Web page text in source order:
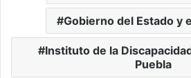
Gobierno del Estado y
Instituto de la
Puebla